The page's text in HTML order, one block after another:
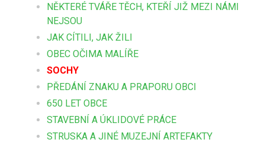
NĚKTERÉ TVÁŘE TĚCH, KTEŘÍ JIŽ MEZI NÁMI
NEJSOU
JAK CÍTILI, JAK ŽILI
OBEC OČIMA MALÍŘE
SOCHY
PŘEDÁNÍ ZNAKU A PRAPORU OBCI
650 LET OBCE
STAVEBNÍ A ÚKLIDOVÉ PRÁCE
STRUSKA A JINÉ MUZEJNÍ ARTEFAKTY